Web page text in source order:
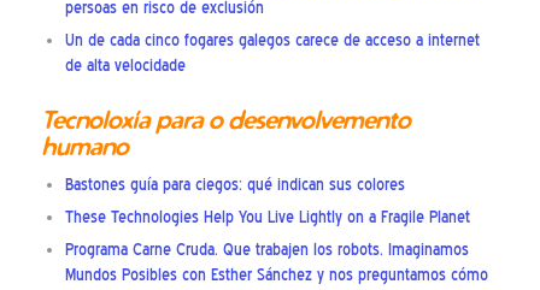
persoas en risco de exclusión
Un de cada cinco fogares galegos carece de acceso a internet
de alta velocidade
Tecnoloxía para o desenvolvemento
humano
Bastones guía para ciegos: qué indican sus colores
These Technologies Help You Live Lightly on a Fragile Planet
Programa Carne Cruda. Que trabajen los robots. Imaginamos
Mundos Posibles con Esther Sánchez y nos preguntamos cómo